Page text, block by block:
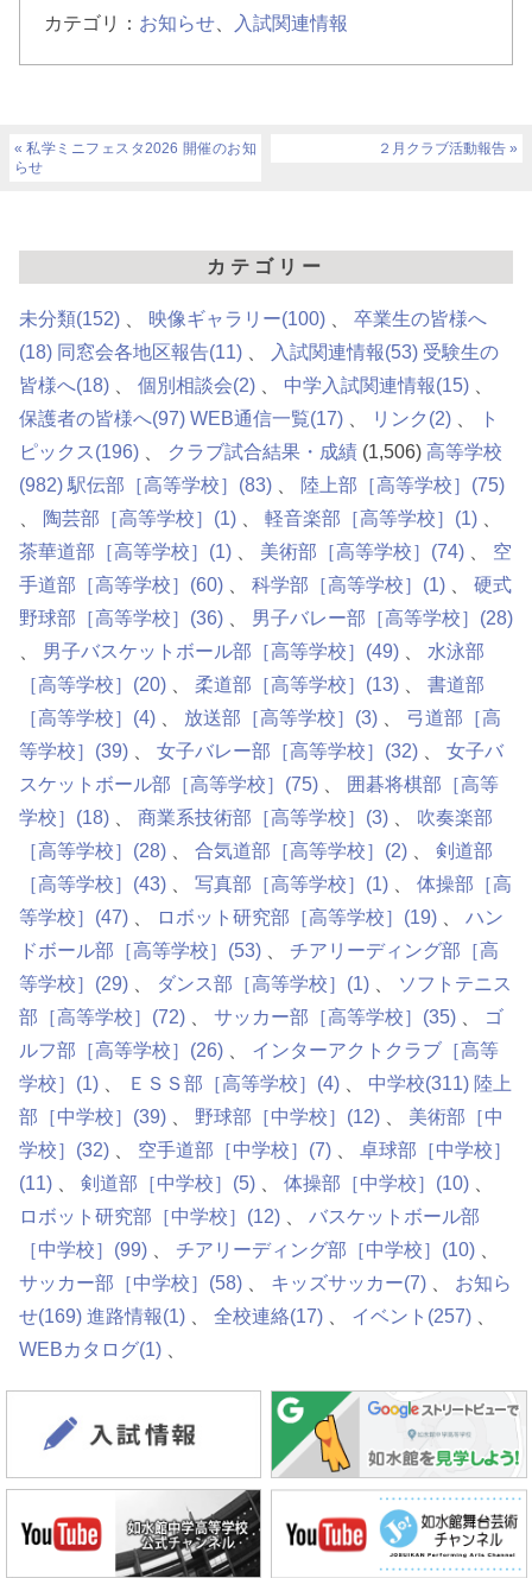
カテゴリ： お知らせ 入試関連情報
私学ミニフェスタ2026 開催のお知
らせ
２月クラブ活動報告
カテゴリー
未分類(152) 映像ギャラリー(100)
卒業生の皆様へ
(18) 同窓会各地区報告(11) 入試関連情報(53) 受験生の
皆様へ(18) 個別相談会(2) 中学入試関連情報(15)
保護者の皆様へ(97) WEB通信一覧(17) リンク (2)
ト
ピックス (196) クラブ試合結果・成績 (1,506) 高等学校
(982) 駅伝部［高等学校］ (83) 陸上部［高等学校］ (75)
陶芸部［高等学校］ (1) 軽音楽部［高等学校］ (1)
茶華道部［高等学校］ (1) 美術部［高等学校］ (74)
空
手道部［高等学校］ (60) 科学部［高等学校］ (1)
硬式
野球部［高等学校］ (36) 男子バレー部［高等学校］ (28)
男子バスケットボール部［高等学校］ (49)
水泳部
［高等学校］ (20) 柔道部［高等学校］ (13)
書道部
［高等学校］ (4) 放送部［高等学校］ (3)
弓道部［高
等学校］ (39) 女子バレー部［高等学校］ (32)
女子バ
スケットボール部［高等学校］ (75)
囲碁将棋部［高等
学校］ (18) 商業系技術部［高等学校］ (3)
吹奏楽部
［高等学校］ (28) 合気道部［高等学校］ (2)
剣道部
［高等学校］ (43) 写真部［高等学校］ (1)
体操部［高
等学校］ (47) ロボット研究部［高等学校］ (19)
ハン
ドボール部［高等学校］ (53)
チアリーディング部［高
等学校］ (29) ダンス部［高等学校］ (1)
ソフトテニス
部［高等学校］ (72) サッカー部［高等学校］ (35)
ゴ
ルフ部［高等学校］ (26)
インターアクトクラブ［高等
学校］ (1) ＥＳＳ部［高等学校］ (4) 中学校(311) 陸上
部［中学校］ (39) 野球部［中学校］ (12)
美術部［中
学校］ (32) 空手道部［中学校］ (7)
卓球部［中学校］
(11)
剣道部［中学校］ (5) 体操部［中学校］ (10)
ロボット研究部［中学校］ (12)
バスケットボール部
［中学校］ (99) チアリーディング部［中学校］ (10)
サッカー部［中学校］ (58) キッズサッカー(7)
お知ら
せ(169) 進路情報(1) 全校連絡(17) イベント (257)
WEBカタログ(1)